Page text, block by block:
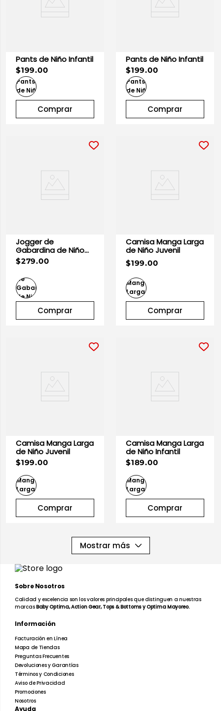
Pants de Niño Infantil
$199.00
Comprar
Pants de Niño Infantil
$199.00
Comprar
Jogger de
Gabardina de Niño
Juvenil
$279.00
Comprar
Camisa Manga Larga
de Niño Juvenil
$199.00
Comprar
Camisa Manga Larga
de Niño Juvenil
$199.00
Comprar
Camisa Manga Larga
de Niño Infantil
$189.00
Comprar
Mostrar más
Sobre Nosotros
Calidad y excelencia son los valores principales que distinguen a nuestras
marcasBaby Optima, Action Gear, Tops & Bottoms y Optima Mayoreo.
Información
Facturación en Línea
Mapa de Tiendas
Preguntas Frecuentes
Devoluciones y Garantías
Términos y Condiciones
Aviso de Privacidad
Promociones
Nosotros
Ayuda